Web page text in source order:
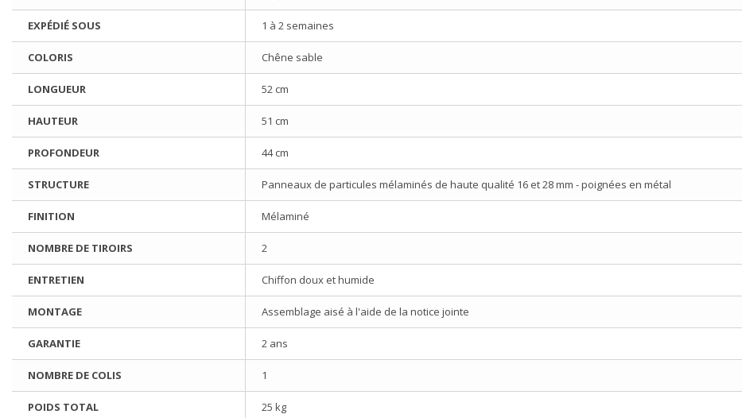
EXPÉDIÉ SOUS 1 à 2 semaines
COLORIS Chêne sable
LONGUEUR 52 cm
HAUTEUR 51 cm
PROFONDEUR 44 cm
STRUCTURE Panneaux de particules mélaminés de haute qualité 16 et 28 mm - poignées en métal
FINITION Mélaminé
NOMBRE DE TIROIRS 2
ENTRETIEN Chiffon doux et humide
MONTAGE Assemblage aisé à l'aide de la notice jointe
GARANTIE 2 ans
NOMBRE DE COLIS 1
POIDS TOTAL 25 kg